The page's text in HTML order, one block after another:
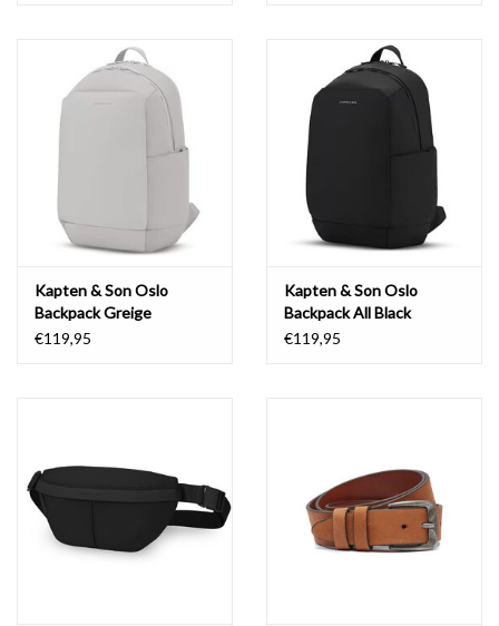
Kapten & Son Oslo
Backpack Greige
€119,95
Kapten & Son Oslo
Backpack All Black
€119,95